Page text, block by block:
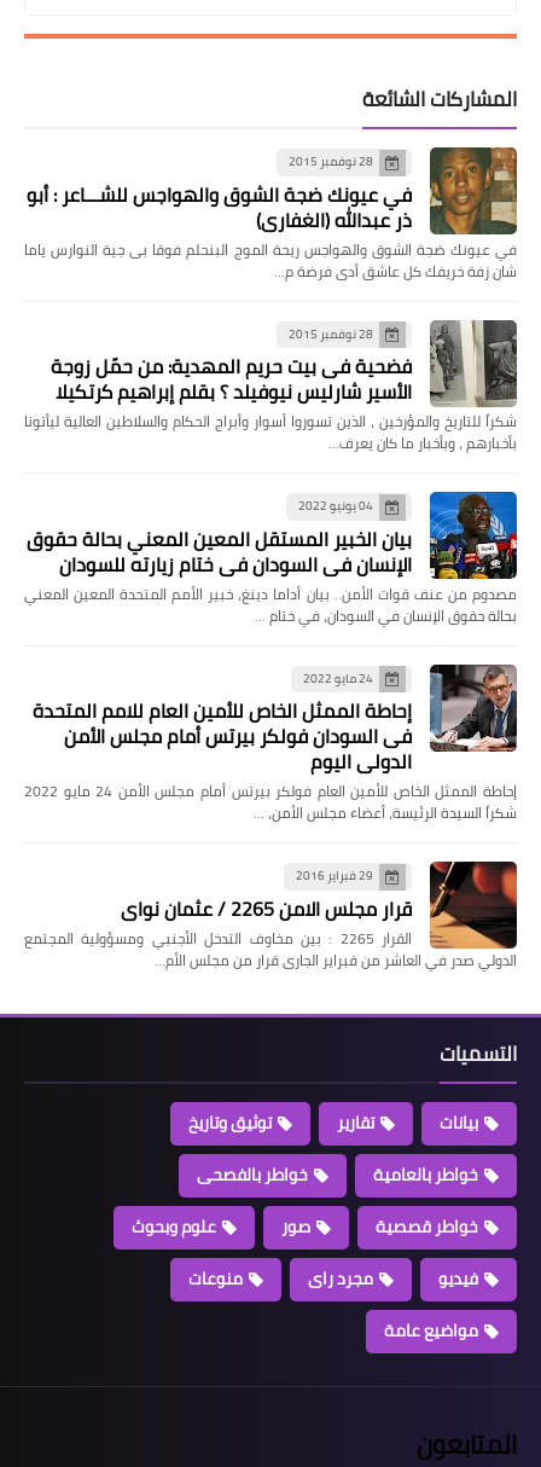
المشاركات الشائعة
28 نوفمبر 2015
في عيونك ضجة الشوق والهواجس للشـــاعر : أبو
ذر عبدالله (الغفاري)
في عيونك ضجة الشوق والهواجس ريحة الموج البنحلم فوقا بى جية النوارس ياما
شان زفة خريفك كل عاشق أدى فرضة م…
28 نوفمبر 2015
فضحية فى بيت حريم المهدية: من حمّل زوجة
الأسير شارليس نيوفيلد ؟ بقلم إبراهيم كرتكيلا
شكراً للتاريخ والمؤرخين ، الذين تسوروا أسوار وأبراج الحكام والسلاطين العالية ليأتونا
بأخبارهم ، وبأخبار ما كان يعرف…
04 يونيو 2022
بيان الخبير المستقل المعين المعني بحالة حقوق
الإنسان في السودان في ختام زيارته للسودان
مصدوم من عنف قوات الأمن.. بيان أداما دينغ، خبير الأمم المتحدة المعين المعني
بحالة حقوق الإنسان في السودان، في ختام …
24 مايو 2022
إحاطة الممثل الخاص للأمين العام للامم المتحدة
فى السودان فولكر بيرتس أمام مجلس الأمن
الدولي اليوم
إحاطة الممثل الخاص للأمين العام فولكر بيرتس أمام مجلس الأمن 24 مايو 2022
شكراً السيدة الرئيسة، أعضاء مجلس الأمن، …
29 فبراير 2016
قرار مجلس الامن 2265 / عثمان نواى
القرار 2265 : بين مخاوف التدخل الأجنبي ومسؤولية المجتمع
الدولي صدر في العاشر من فبراير الجارى قرار من مجلس الأم…
التسميات
بيانات تقارير
توثيق وتاريخ
خواطر بالعامية
خواطر بالفصحى
خواطر قصصية
صور
علوم وبحوث
فيديو
مجرد راى
منوعات
مواضيع عامة
المتابعون